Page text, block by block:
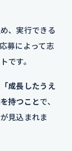
、実行できる
募によって志
です。
成長したうえ
持つことで、
見込まれま